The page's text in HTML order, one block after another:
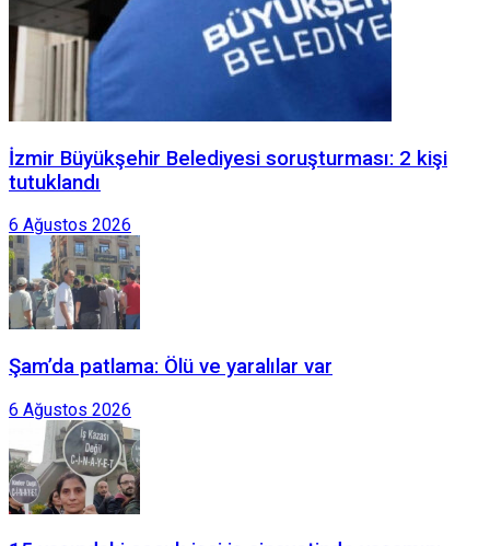
İzmir Büyükşehir Belediyesi soruşturması: 2 kişi
tutuklandı
6 Ağustos 2026
Şam’da patlama: Ölü ve yaralılar var
6 Ağustos 2026